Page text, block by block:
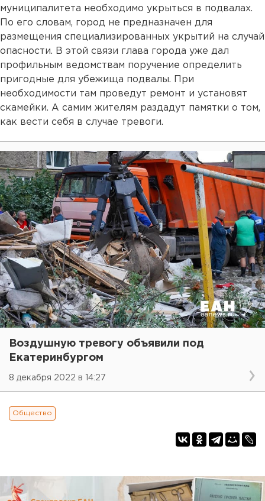
муниципалитета необходимо укрыться в подвалах.
По его словам, город не предназначен для
размещения специализированных укрытий на случай
опасности. В этой связи глава города уже дал
профильным ведомствам поручение определить
пригодные для убежища подвалы. При
необходимости там проведут ремонт и установят
скамейки. А самим жителям раздадут памятки о том,
как вести себя в случае тревоги.
Воздушную тревогу объявили под
Екатеринбургом
8 декабря 2022 в 14:27
Общество